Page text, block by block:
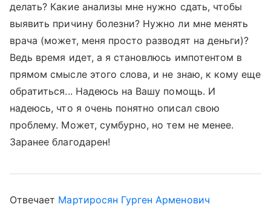
делать? Какие анализы мне нужно сдать, чтобы
выявить причину болезни? Нужно ли мне менять
врача (может, меня просто разводят на деньги)?
Ведь время идет, а я становлюсь импотентом в
прямом смысле этого слова, и не знаю, к кому еще
обратиться... Надеюсь на Вашу помощь. И
надеюсь, что я очень понятно описал свою
проблему. Может, сумбурно, но тем не менее.
Заранее благодарен!
Отвечает Мартиросян Гурген Арменович